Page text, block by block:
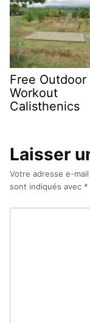
Free Outdoor
Workout
Calisthenics
Laisser
Votre adresse e-
sont indiqués avec *